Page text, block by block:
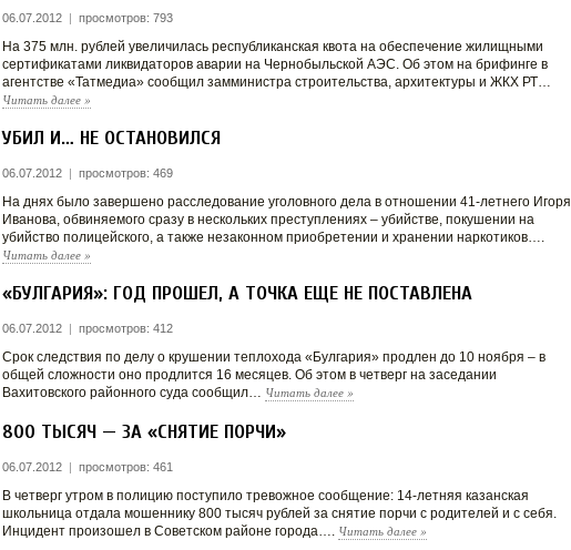
06.07.2012 | просмотров: 793
На 375 млн. рублей увеличилась республиканская квота на обеспечение жилищными
сертификатами ликвидаторов аварии на Чернобыльской АЭС. Об этом на брифинге в
агентстве «Татмедиа» сообщил замминистра строительства, архитектуры и ЖКХ РТ…
Читать далее »
УБИЛ И… НЕ ОСТАНОВИЛСЯ
06.07.2012 | просмотров: 469
На днях было завершено расследование уголовного дела в отношении 41-летнего Игоря
Иванова, обвиняемого сразу в нескольких преступлениях – убийстве, покушении на
убийство полицейского, а также незаконном приобретении и хранении наркотиков….
Читать далее »
«БУЛГАРИЯ»: ГОД ПРОШЕЛ, А ТОЧКА ЕЩЕ НЕ ПОСТАВЛЕНА
06.07.2012 | просмотров: 412
Срок следствия по делу о крушении теплохода «Булгария» продлен до 10 ноября – в
общей сложности оно продлится 16 месяцев. Об этом в четверг на заседании
Вахитовского районного суда сообщил… Читать далее »
800 ТЫСЯЧ — ЗА «СНЯТИЕ ПОРЧИ»
06.07.2012 | просмотров: 461
В четверг утром в полицию поступило тревожное сообщение: 14-летняя казанская
школьница отдала мошеннику 800 тысяч рублей за снятие порчи с родителей и с себя.
Инцидент произошел в Советском районе города…. Читать далее »